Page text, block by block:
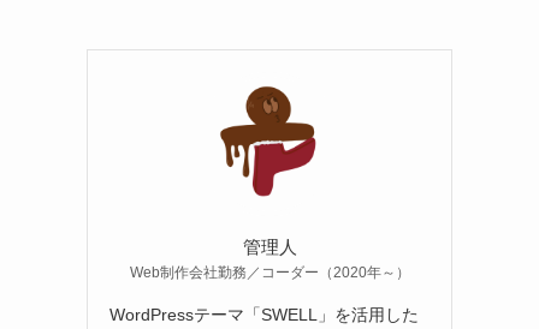
管理人
Web制作会社勤務／コーダー（2020年～）
WordPressテーマ「SWELL」を活用した